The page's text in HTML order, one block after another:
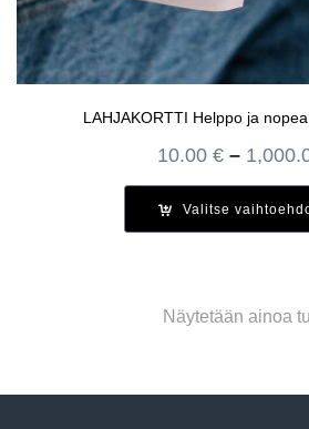
LAHJAKORTTI Helppo ja
10.00 € –
Valitse
Näytetään ainoa